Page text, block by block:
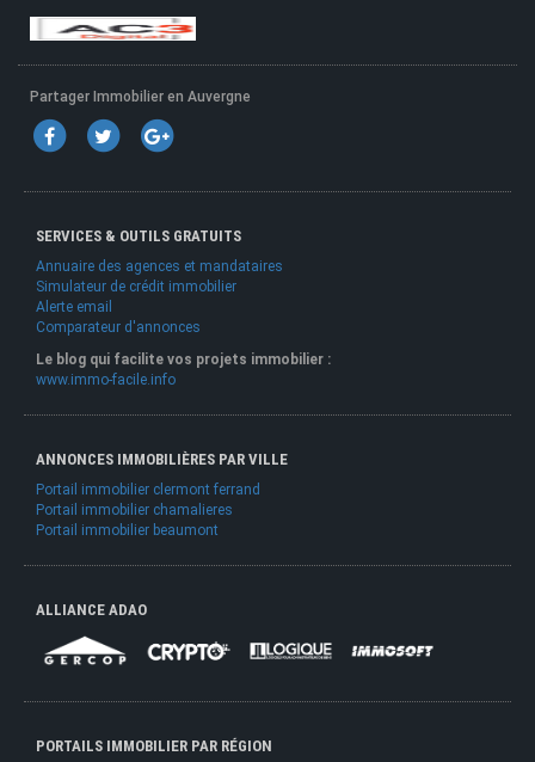
Partager Immobilier en Auvergne
SERVICES & OUTILS GRATUITS
Annuaire des agences et mandataires
Simulateur de crédit immobilier
Alerte email
Comparateur d'annonces
Le blog qui facilite vos projets immobilier :
www.immo-facile.info
ANNONCES IMMOBILIÈRES PAR VILLE
Portail immobilier clermont ferrand
Portail immobilier chamalieres
Portail immobilier beaumont
ALLIANCE ADAO
PORTAILS IMMOBILIER PAR RÉGION